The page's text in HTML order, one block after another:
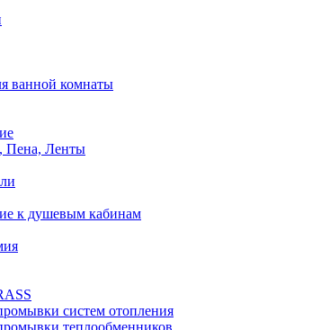
ванной комнаты
Пена, Ленты
к душевым кабинам
систем отопления
теплообменников